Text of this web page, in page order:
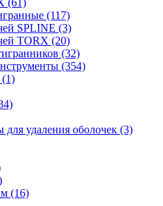
(61)
(117)
SPLINE (3)
TORX (20)
(32)
(354)
(1)
удаления оболочек (3)
(16)